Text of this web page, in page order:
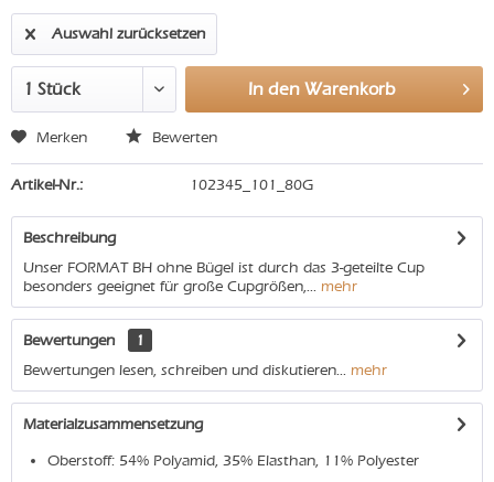
Auswahl zurücksetzen
In den Warenkorb
Merken Bewerten
Artikel-Nr.: 102345_101_80G
Beschreibung
Unser FORMAT BH ohne Bügel ist durch das 3-geteilte Cup
besonders geeignet für große Cupgrößen,... mehr
Bewertungen
1
Bewertungen lesen, schreiben und diskutieren... mehr
Materialzusammensetzung
Oberstoff: 54% Polyamid, 35% Elasthan, 11% Polyester